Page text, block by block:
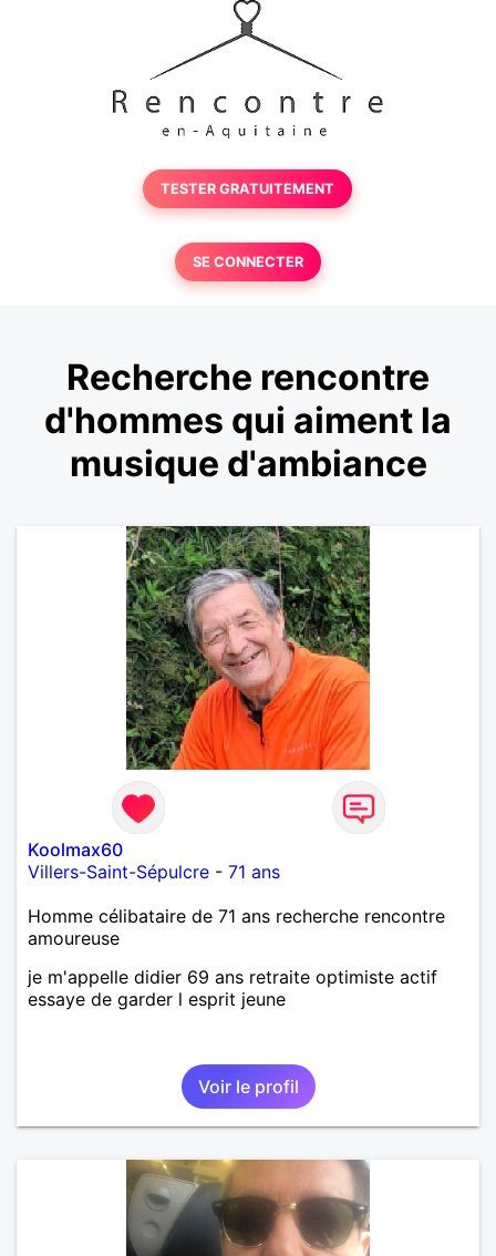
TESTER GRATUITEMENT
SE CONNECTER
Recherche rencontre
d'hommes qui aiment la
musique d'ambiance
Koolmax60
Villers-Saint-Sépulcre - 71 ans
Homme célibataire de 71 ans recherche rencontre
amoureuse
je m'appelle didier 69 ans retraite optimiste actif
essaye de garder l esprit jeune
Voir le profil